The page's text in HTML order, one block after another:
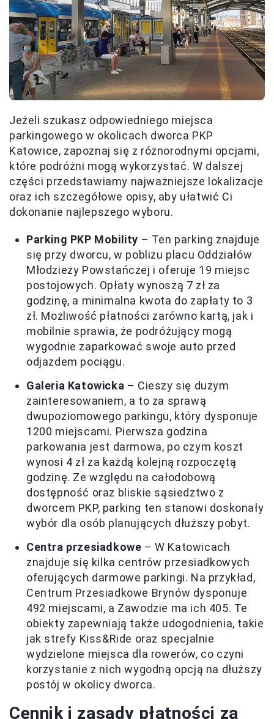
Jeżeli szukasz odpowiedniego miejsca
parkingowego w okolicach dworca PKP
Katowice, zapoznaj się z różnorodnymi opcjami,
które podróżni mogą wykorzystać. W dalszej
części przedstawiamy najważniejsze lokalizacje
oraz ich szczegółowe opisy, aby ułatwić Ci
dokonanie najlepszego wyboru.
Parking PKP Mobility – Ten parking znajduje
się przy dworcu, w pobliżu placu Oddziałów
Młodzieży Powstańczej i oferuje 19 miejsc
postojowych. Opłaty wynoszą 7 zł za
godzinę, a minimalna kwota do zapłaty to 3
zł. Możliwość płatności zarówno kartą, jak i
mobilnie sprawia, że podróżujący mogą
wygodnie zaparkować swoje auto przed
odjazdem pociągu.
Galeria Katowicka – Cieszy się dużym
zainteresowaniem, a to za sprawą
dwupoziomowego parkingu, który dysponuje
1200 miejscami. Pierwsza godzina
parkowania jest darmowa, po czym koszt
wynosi 4 zł za każdą kolejną rozpoczętą
godzinę. Ze względu na całodobową
dostępność oraz bliskie sąsiedztwo z
dworcem PKP, parking ten stanowi doskonały
wybór dla osób planujących dłuższy pobyt.
Centra przesiadkowe – W Katowicach
znajduje się kilka centrów przesiadkowych
oferujących darmowe parkingi. Na przykład,
Centrum Przesiadkowe Brynów dysponuje
492 miejscami, a Zawodzie ma ich 405. Te
obiekty zapewniają także udogodnienia, takie
jak strefy Kiss&Ride oraz specjalnie
wydzielone miejsca dla rowerów, co czyni
korzystanie z nich wygodną opcją na dłuższy
postój w okolicy dworca.
Cennik i zasady płatności za